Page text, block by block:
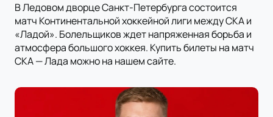
В Ледовом дворце Санкт-Петербурга состоится
матч Континентальной хоккейной лиги между СКА и
«Ладой». Болельщиков ждет напряженная борьба и
атмосфера большого хоккея. Купить билеты на матч
СКА — Лада можно на нашем сайте.